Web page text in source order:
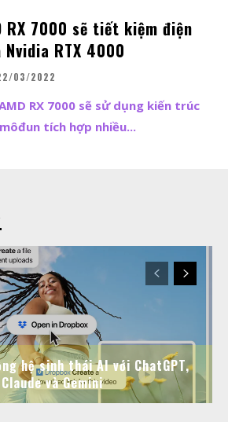
RX 7000 sẽ tiết kiệm điện
RTX 4000
03/2022
RX 7000 sẽ sử dụng kiến trúc
tích hợp nhiều...
hệ sinh thái AI với ChatGPT,
Claude và Gemini